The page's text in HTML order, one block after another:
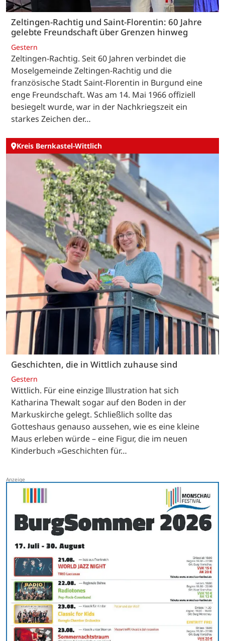
Zeltingen-Rachtig und Saint-Florentin: 60 Jahre
gelebte Freundschaft über Grenzen hinweg
Gestern
Zeltingen-Rachtig. Seit 60 Jahren verbindet die
Moselgemeinde Zeltingen-Rachtig und die
französische Stadt Saint-Florentin in Burgund eine
enge Freundschaft. Was am 14. Mai 1966 offiziell
besiegelt wurde, war in der Nachkriegszeit ein
starkes Zeichen der…
Kreis Bernkastel-Wittlich
Geschichten, die in Wittlich zuhause sind
Gestern
Wittlich. Für eine einzige Illustration hat sich
Katharina Thewalt sogar auf den Boden in der
Markuskirche gelegt. Schließlich sollte das
Gotteshaus genauso aussehen, wie es eine kleine
Maus erleben würde – eine Figur, die im neuen
Kinderbuch »Geschichten für…